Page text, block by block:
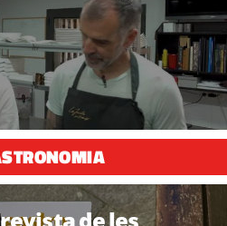
revista de les